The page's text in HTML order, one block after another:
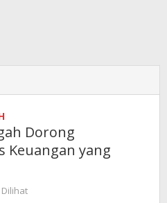
Dorong
Keuangan yang
Dilihat